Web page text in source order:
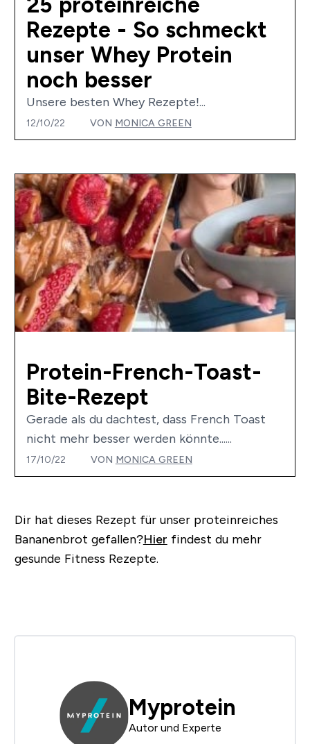
Rezepte - So schmeckt
unser Whey Protein
noch besser
Unsere besten Whey Rezepte!...
12/10/22 VON MONICA GREEN
Protein-French-Toast-
Bite-Rezept
Gerade als du dachtest, dass French Toast
nicht mehr besser werden könnte......
17/10/22 VON MONICA GREEN
Dir hat dieses Rezept für unser proteinreiches
Bananenbrot gefallen?Hier findest du mehr
gesunde Fitness Rezepte.
Myprotein
Autor und Experte